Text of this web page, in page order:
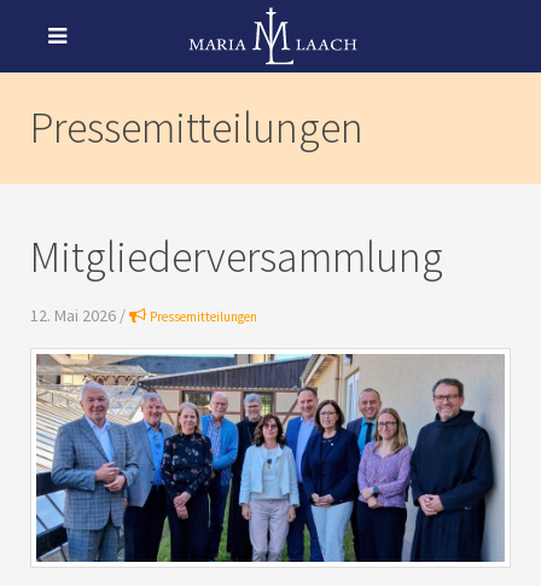
Pressemitteilungen
Mitgliederversammlung
12. Mai 2026 / Pressemitteilungen